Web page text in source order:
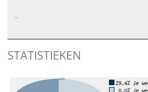
..
STATISTIEKEN